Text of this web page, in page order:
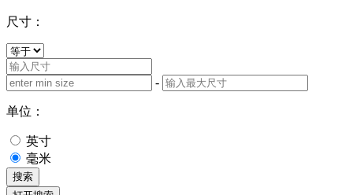
尺寸：
-
单位：
英寸
毫米
搜索